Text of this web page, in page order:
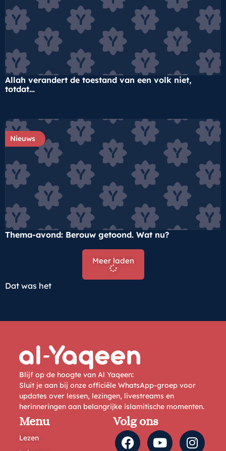
Allah verandert de toestand van een volk niet,
totdat…
Nieuws
Thema-avond: Berouw getoond. Wat nu?
Meer laden
Dat was het
Blijf op de hoogte van Al Yaqeen:
Sluit je aan bij onze officiële WhatsApp-groep voor
updates over lessen, lezingen, livestreams en
herinneringen aan belangrijke islamitische momenten.
Menu
Lezen
Volg ons